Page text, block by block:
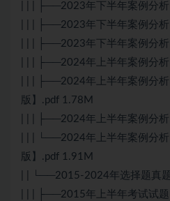
| | | ├──2023年下半年案例分
| | | ├──2023年下半年案例分
| | | ├──2023年下半年案例分
| | | ├──2024年上半年案例分
| | | ├──2024年上半年案例分
版】.pdf 1.78M
| | | ├──2024年上半年案例分
| | | └──2024年上半年案例分
版】.pdf 1.91M
| | └──2015-2024年选择题真
| | | ├──2015年上半年考试试